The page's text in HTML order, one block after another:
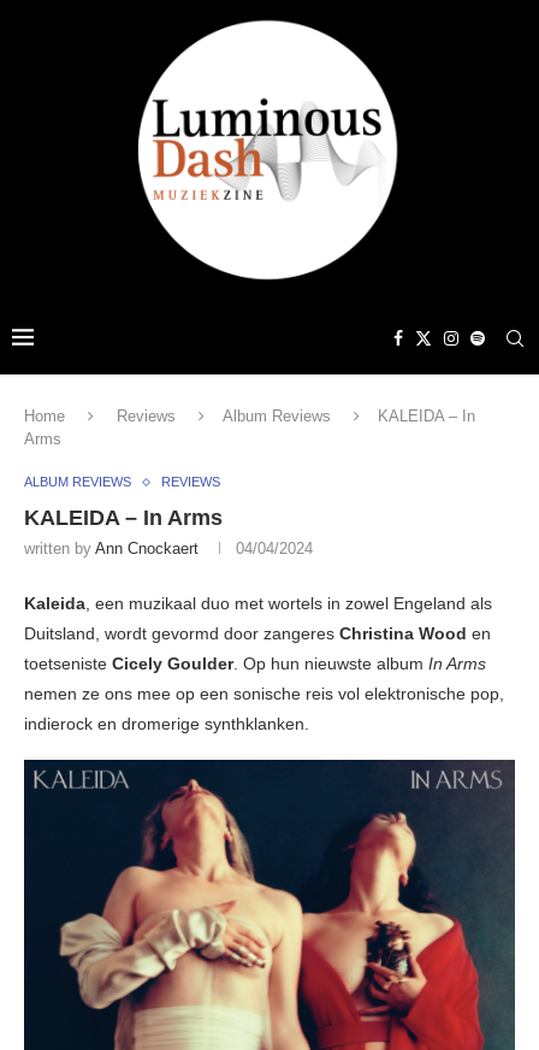
Home Reviews Album Reviews
KALEIDA – In
Arms
ALBUM REVIEWS REVIEWS
KALEIDA – In Arms
written by Ann Cnockaert 04/04/2024
Kaleida, een muzikaal duo met wortels in zowel Engeland als
Duitsland, wordt gevormd door zangeres Christina Wood en
toetseniste Cicely Goulder. Op hun nieuwste album In Arms
nemen ze ons mee op een sonische reis vol elektronische pop,
indierock en dromerige synthklanken.